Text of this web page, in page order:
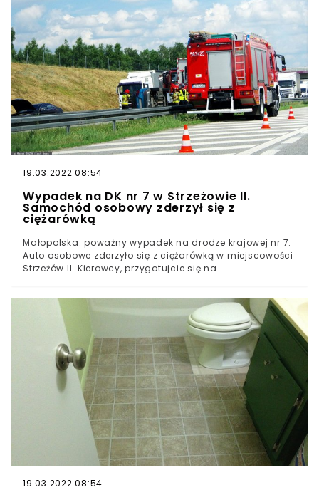
zadzwonił mężczyzna, który podał się za policjanta.
Oszust przekazał 93-latce informacje o rzekomym
rozpracowywaniu grupy przestępczej.Złodzieje, o
których opowiadał fałszywy policjant, mieli wymuszać
od mieszkańców pieniądze. Następnie poprosił seniorkę
o zebranie wszystkich oszczędności.
19.03.2022 08:54
Wypadek na DK nr 7 w Strzeżowie II.
Samochód osobowy zderzył się z
ciężarówką
Małopolska: poważny wypadek na drodze krajowej nr 7.
Auto osobowe zderzyło się z ciężarówką w miejscowości
Strzeżów II. Kierowcy, przygotujcie się na
małopolskim. W wyniku wypadku DK nr 7 w Strzeżowie II
została zupełnie zablokowana.
19.03.2022 08:54